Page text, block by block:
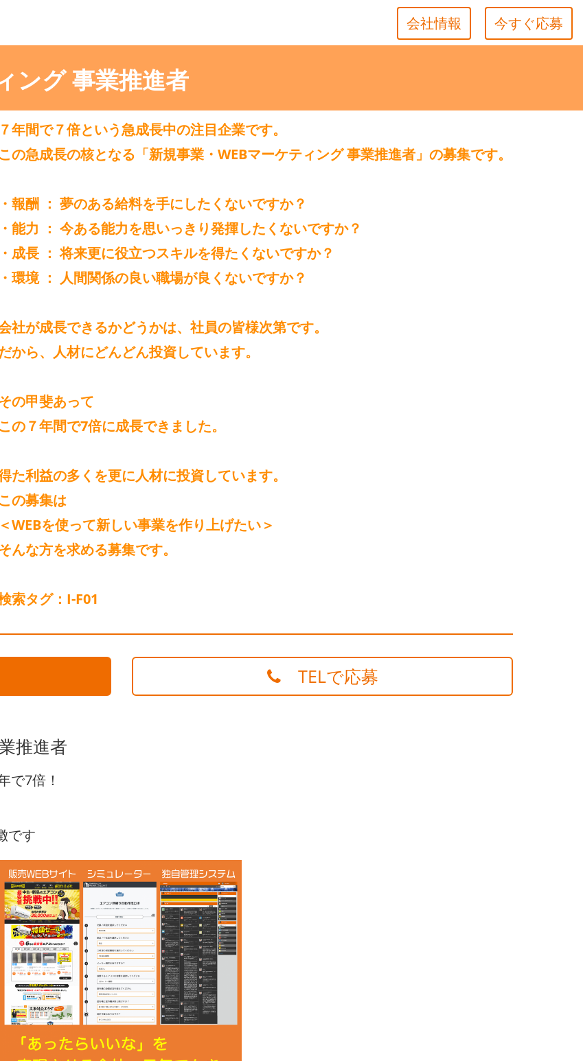
今すぐ応募
会社情報
ング 事業推進者
７年間で７倍という急成長中の注目企業です。
この急成長の核となる「新規事業・WEBマーケティング 事業推進者」の募集です。
・報酬 ： 夢のある給料を手にしたくないですか？
・能力 ： 今ある能力を思いっきり発揮したくないですか？
・成長 ： 将来更に役立つスキルを得たくないですか？
・環境 ： 人間関係の良い職場が良くないですか？
社が成長できるかどうかは、社員の皆様次第です。
から、人材にどんどん投資しています。
の甲斐あって
この７年間で7倍に成長できました。
た利益の多くを更に人材に投資しています。
この募集は
＜WEBを使って新しい事業を作り上げたい＞
んな方を求める募集です。
索タグ：I-F01
TELで応募
推進者
で7倍！
です